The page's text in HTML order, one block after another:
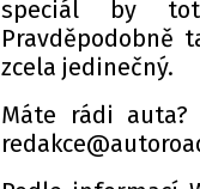
speciál by
Pravděpodobně
zcela jedinečný.
Máte rádi